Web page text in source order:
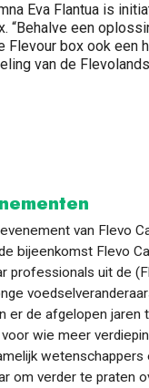
Eva Flantua is
“Behalve een
Flevour box ook een
van de
van Flevo
bijeenkomst Flevo
professionals uit de
er de afgelopen jaren
wie meer
wetenschappers
om verder te praten